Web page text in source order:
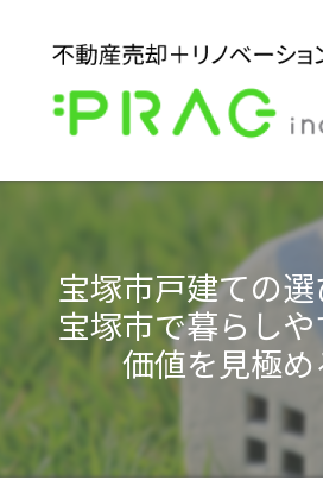
宝塚市戸建ての
宝塚市で暮らし
価値を見極め